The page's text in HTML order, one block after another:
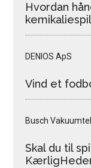
Hvordan
DENIOS ApS
Vind et
Busch
Skal du til